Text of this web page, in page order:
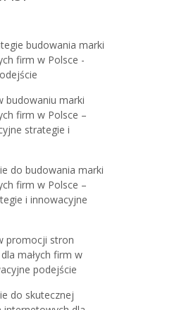
budowania marki
firm w Polsce -
budowaniu marki
firm w Polsce –
strategie i
do budowania marki
firm w Polsce –
i innowacyjne
promocji stron
małych firm w
podejście
do skutecznej